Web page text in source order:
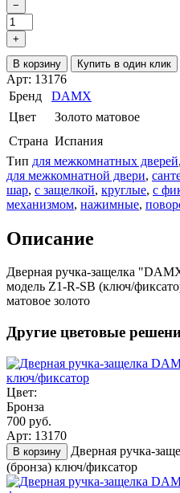
−
+
В корзину Купить в один клик
Арт: 13176
Бренд
DAMX
Цвет
Золото матовое
Страна Испания
Тип для межкомнатных дверей,
для межкомнатной двери,
шар, с защелкой, круглые, с
механизмом, нажимные,
Описание
Дверная ручка-защелка
модель Z1-R-SB (ключ/
матовое золото
Другие цветовые
Цвет:
Бронза
700 руб.
Арт: 13170
В корзину
Дверная ручка-
(бронза) ключ/фиксатор